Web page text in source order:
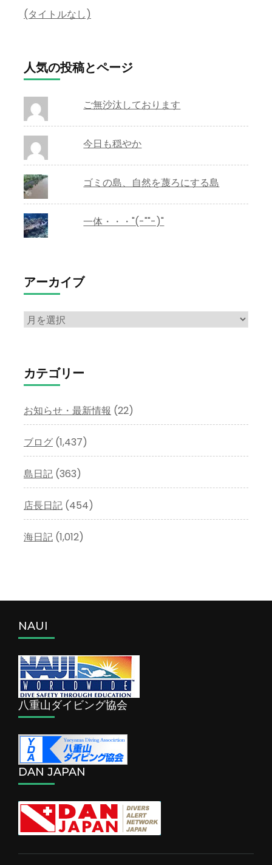
(タイトルなし)
人気の投稿とページ
ご無沙汰しております
今日も穏やか
ゴミの島、自然を蔑ろにする島
一体・・・"(-""-)"
アーカイブ
ア
イ
ブ
カテゴリー
お知らせ・最新情報 (22)
ブログ (1,437)
島日記 (363)
店長日記 (454)
海日記 (1,012)
NAUI
八重山ダイビング協会
DAN JAPAN